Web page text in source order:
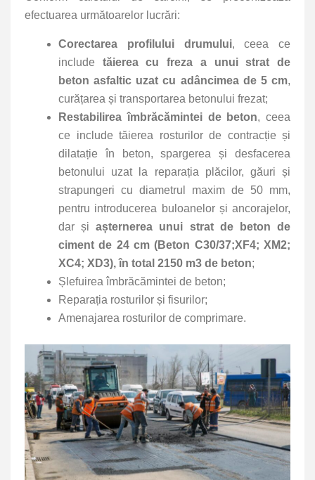
efectuarea următoarelor lucrări:
Corectarea profilului drumului, ceea ce
include tăierea cu freza a unui strat de
beton asfaltic uzat cu adâncimea de 5 cm,
curățarea și transportarea betonului frezat;
Restabilirea îmbrăcămintei de beton, ceea
ce include tăierea rosturilor de contracție și
dilatație în beton, spargerea și desfacerea
betonului uzat la reparația plăcilor, găuri și
strapungeri cu diametrul maxim de 50 mm,
pentru introducerea buloanelor și ancorajelor,
dar șiașternerea unui strat de beton de
ciment de 24 cm (Beton C30/37;XF4; XM2;
XC4; XD3), în total 2150 m3 de beton;
Șlefuirea îmbrăcămintei de beton;
Reparația rosturilor și fisurilor;
Amenajarea rosturilor de comprimare.